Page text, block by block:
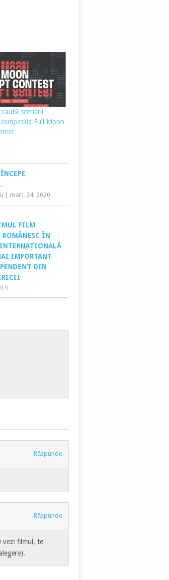
scenarii
Full Moon
mart. 24, 2020
FILM
ROMÂNESC ÎN
IMPORTANT
DIN
Răspunde
Răspunde
vezi filmul, te